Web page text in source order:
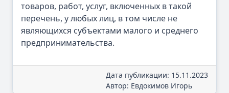
товаров, работ, услуг, включенных в такой
перечень, у любых лиц, в том числе не
являющихся субъектами малого и среднего
предпринимательства.
Дата публикации: 15.11.2023
Автор: Евдокимов Игорь